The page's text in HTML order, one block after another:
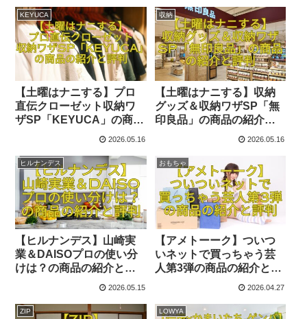
KEYUCA
【土曜はナニする】プロ
直伝クローゼット収納ワ
ザSP「KEYUCA」の商品
2026.05.16
収納
【土曜はナニする】収納
グッズ＆収納ワザSP「無
印良品」の商品の紹介と
2026.05.16
ヒルナンデス
【ヒルナンデス】山崎実
業＆DAISOプロの使い分
けは？の商品の紹介と評
2026.05.15
おもちゃ
【アメトーーク】ついつ
いネットで買っちゃう芸
人第3弾の商品の紹介と評
2026.04.27
ZIP LOWYA